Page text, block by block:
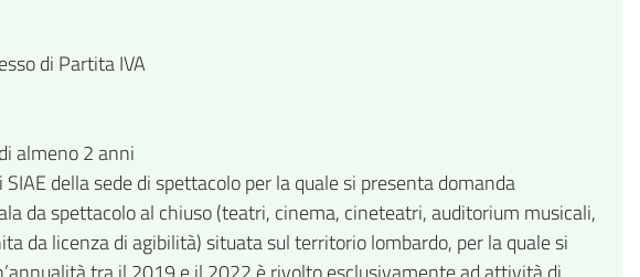
di Partita IVA
almeno 2 anni
della sede di spettacolo per la quale si presenta domanda
da spettacolo al chiuso (teatri, cinema, cineteatri, auditorium musicali,
da licenza di agibilità) situata sul territorio lombardo, per la quale si